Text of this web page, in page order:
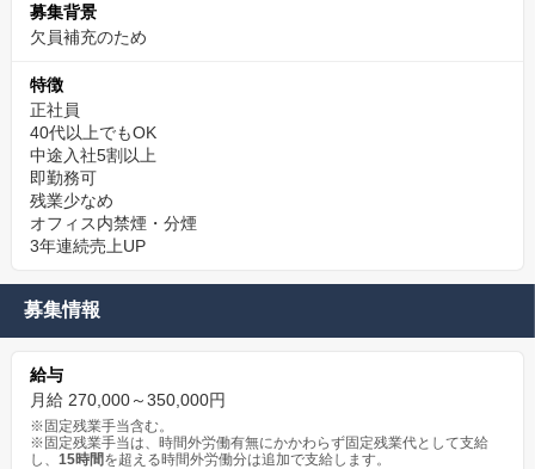
募集背景
欠員補充のため
特徴
正社員
40代以上でもOK
中途入社5割以上
即勤務可
残業少なめ
オフィス内禁煙・分煙
3年連続売上UP
募集情報
給与
月給 270,000～350,000円
※固定残業手当含む。
※固定残業手当は、時間外労働有無にかかわらず固定残業代として支給
し、 15時間を超える時間外労働分は追加で支給します。